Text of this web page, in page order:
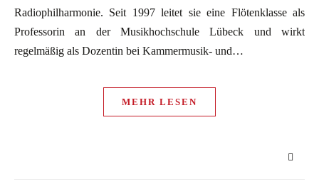
Radiophilharmonie. Seit 1997 leitet sie eine Flötenklasse als
Professorin an der Musikhochschule Lübeck und wirkt
regelmäßig als Dozentin bei Kammermusik- und…
MEHR LESEN